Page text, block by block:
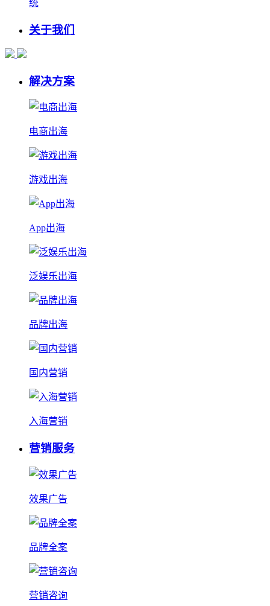
统
关于我们
解决方案
电商出海
游戏出海
App出海
泛娱乐出海
品牌出海
国内营销
入海营销
营销服务
效果广告
品牌全案
营销咨询